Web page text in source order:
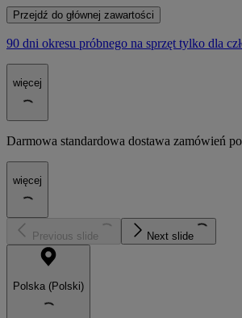
Przejdź do głównej zawartości
90 dni okresu próbnego na sprzęt tylko dla
więcej
Darmowa standardowa dostawa zamówień
więcej
Previous slide Next slide
Polska (Polski)